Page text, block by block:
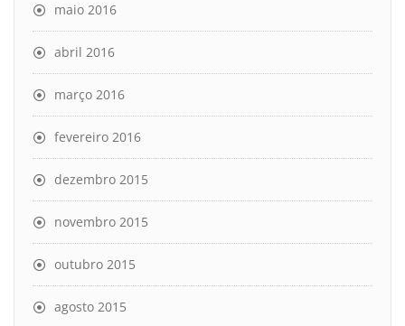
maio 2016
abril 2016
março 2016
fevereiro 2016
dezembro 2015
novembro 2015
outubro 2015
agosto 2015